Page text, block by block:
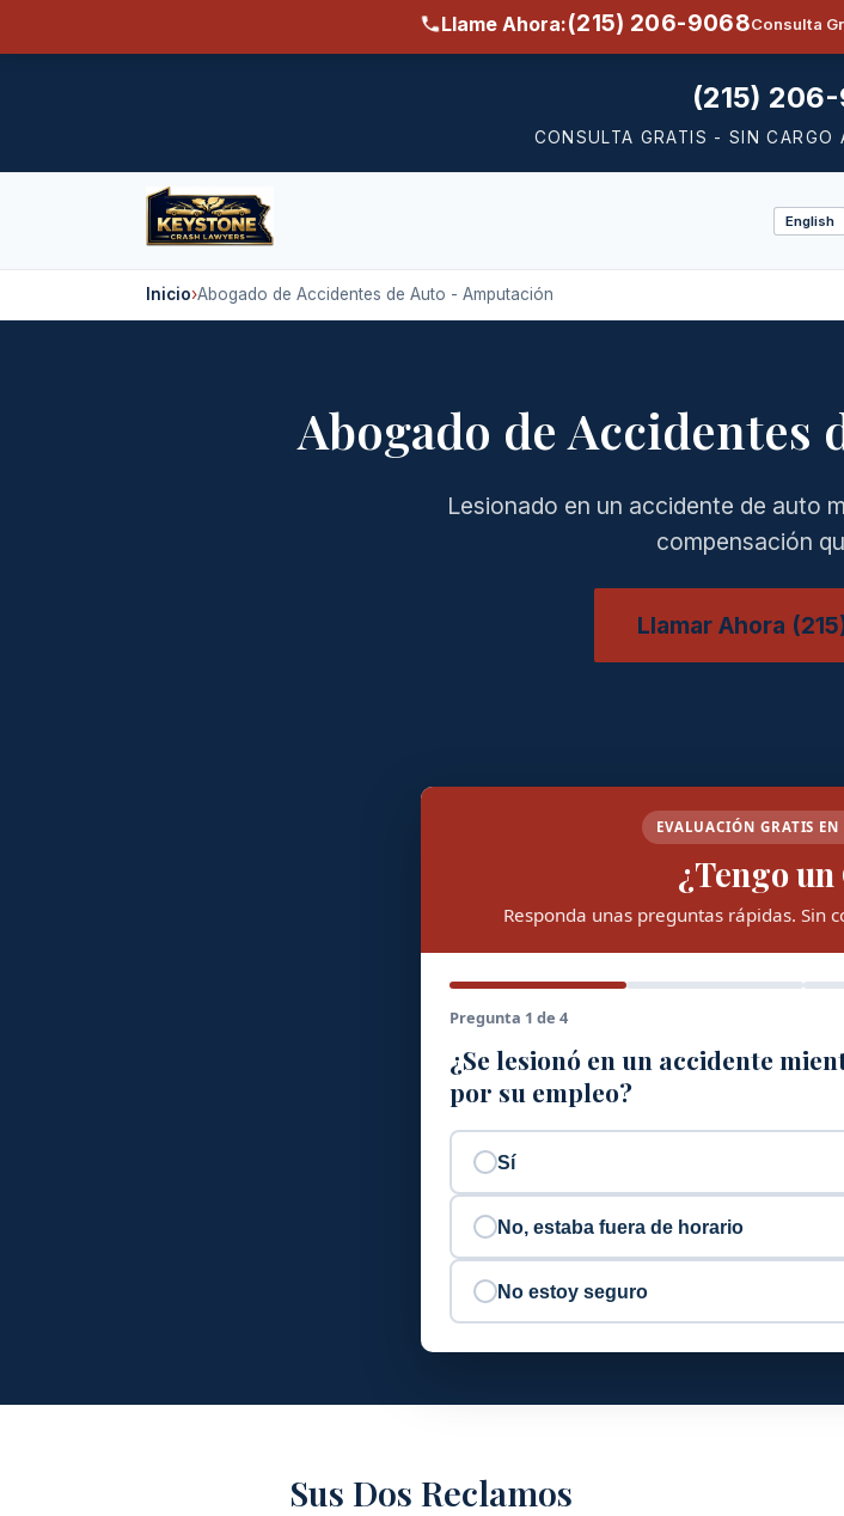
Llame Ahora:(215) 206-9068Consulta
(215)
CONSULTA GRATIS - SIN CARGO
Select
English
Inicio›Abogado de Accidentes de Auto - Amputación
Abogado de Accidentes
Lesionado en un accidente de auto
compensación
Llamar Ahora
EVALUACIÓN GRATIS EN
¿Tengo un
Responda unas preguntas rápidas. Sin
Pregunta 1 de 4
¿Se lesionó en un accidente
por su empleo?
Sí
No, estaba fuera de horario
No estoy seguro
Sus Dos Reclamos